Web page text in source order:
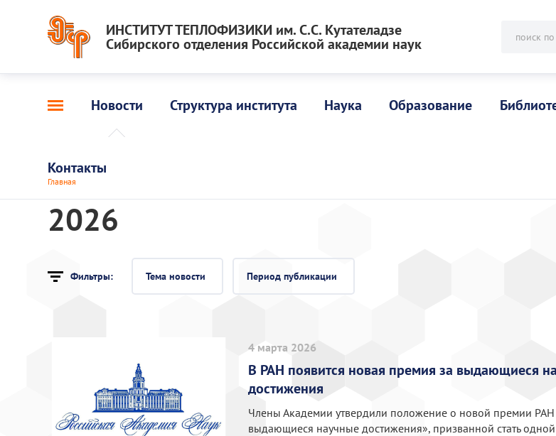
ИНСТИТУТ ТЕПЛОФИЗИКИ им. С.С. Кутателадзе
Сибирского отделения Российской академии наук поиск
Новости Структура института Наука Образование
Контакты
Главная
2026
Фильтры: Тема новости Период публикации
4 марта 2026
В РАН появится новая премия за выдающиеся
достижения
Члены Академии утвердили положение о новой премии РАН
выдающиеся научные достижения», призванной стать